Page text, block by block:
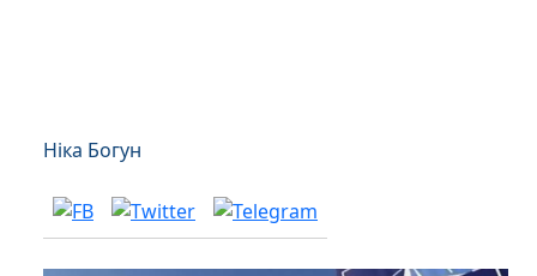
Ніка Богун